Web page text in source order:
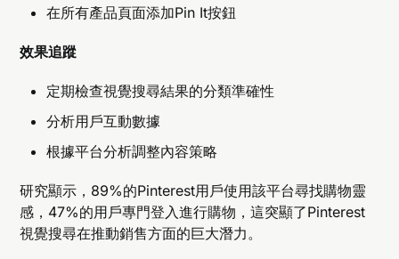
在所有產品頁面添加Pin It按鈕
效果追蹤
定期檢查視覺搜尋結果的分類準確性
分析用戶互動數據
根據平台分析調整內容策略
研究顯示，89%的Pinterest用戶使用該平台尋找購物靈
感，47%的用戶專門登入進行購物，這突顯了Pinterest
視覺搜尋在推動銷售方面的巨大潛力。